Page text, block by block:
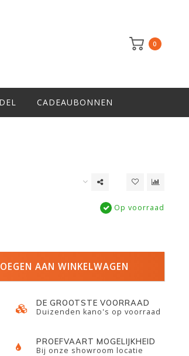
0
CADEAUBONNEN
Op voorraad
AAN WINKELWAGEN
DE GROOTSTE VOORRAAD
Duizenden kano's op voorraad
PROEFVAART MOGELIJKHEID
Bij onze showroom locatie